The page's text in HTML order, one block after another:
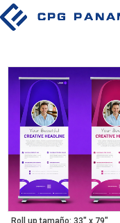
Roll up tamaño: 33″ x 79″